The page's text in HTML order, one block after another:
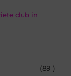
club in
(89 )